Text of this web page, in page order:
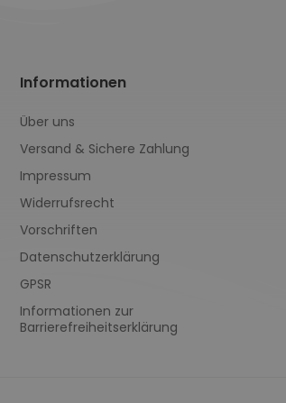
Informationen
Über uns
Versand & Sichere Zahlung
Impressum
Widerrufsrecht
Vorschriften
Datenschutzerklärung
GPSR
Informationen zur
Barrierefreiheitserklärung